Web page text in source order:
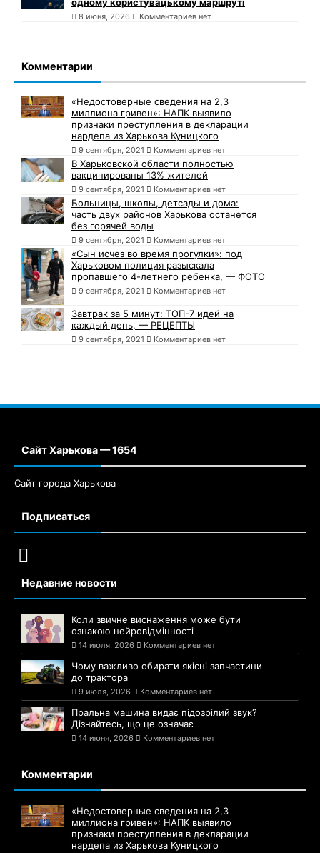
8 июня, 2026 Комментариев нет
Комментарии
«Недостоверные сведения на 2,3
миллиона гривен»: НАПК выявило
признаки преступления в декларации
нардепа из Харькова Куницкого
9 сентября, 2021 Комментариев нет
В Харьковской области полностью
вакцинированы 13% жителей
9 сентября, 2021 Комментариев нет
Больницы, школы, детсады и дома:
часть двух районов Харькова останется
без горячей воды
9 сентября, 2021 Комментариев нет
«Сын исчез во время прогулки»: под
Харьковом полиция разыскала
пропавшего 4-летнего ребенка, — ФОТО
9 сентября, 2021 Комментариев нет
Завтрак за 5 минут: ТОП-7 идей на
каждый день, — РЕЦЕПТЫ
9 сентября, 2021 Комментариев нет
Сайт Харькова — 1654
Сайт города Харькова
Подписаться
Недавние новости
Коли звичне виснаження може бути
ознакою нейровідмінності
14 июля, 2026 Комментариев нет
Чому важливо обирати якісні запчастини
до трактора
9 июля, 2026 Комментариев нет
Пральна машина видає підозрілий звук?
Дізнайтесь, що це означає
14 июня, 2026 Комментариев нет
Комментарии
«Недостоверные сведения на 2,3
миллиона гривен»: НАПК выявило
признаки преступления в декларации
нардепа из Харькова Куницкого